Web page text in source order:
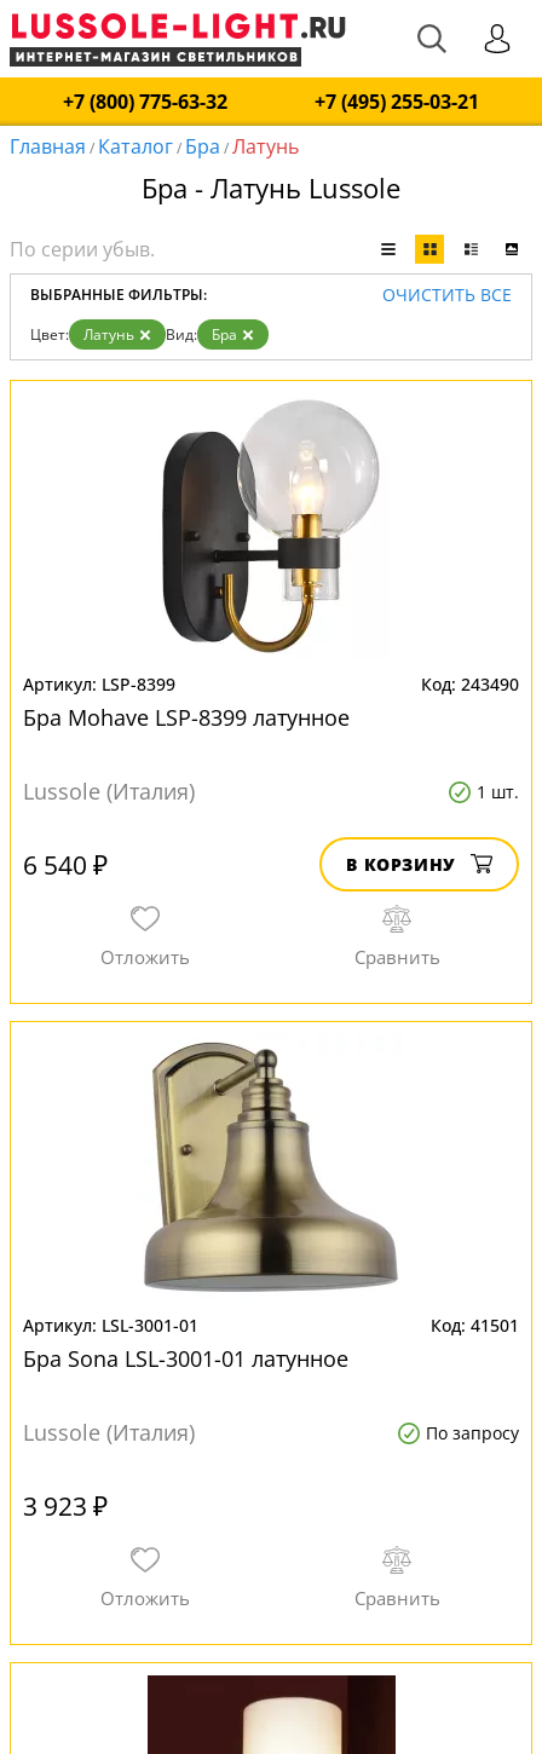
+7 (800) 775-63-32
+7 (495) 255-03-21
Главная / Каталог/ Бра /Латунь
Бра - Латунь Lussole
ВЫБРАННЫЕ ФИЛЬТРЫ: ОЧИСТИТЬ ВСЕ
Цвет: Латунь Вид: Бра
LSP-8399 243490
Бра Mohave LSP-8399 латунное
Lussole (Италия) 1 шт.
6 540 ₽ В КОРЗИНУ
LSL-3001-01 41501
Бра Sona LSL-3001-01 латунное
Lussole (Италия) По запросу
3 923 ₽